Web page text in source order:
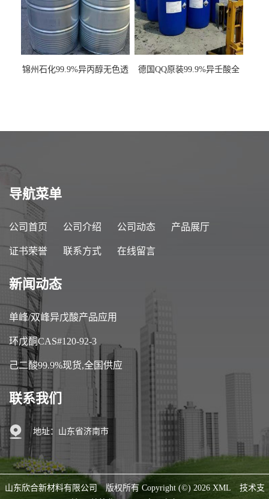
锦州石化99.9%异丙醇无色透
德国QQ原装99.9%异壬酸全
导航菜单
公司首页 公司介绍 公司动态 产品展厅
证书荣誉 联系方式 在线留言
新闻动态
单峰/双峰异戊酸产品应用
环戊酮CAS#120-92-3
己二酸99.9%现货,全国供应
联系我们
地址：山东省济南市
山东欣合新材料有限公司 版权所有 Copyright (©) 2026XML
技术支